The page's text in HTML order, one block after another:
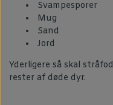
Svampesporer
Mug
Sand
Jord
Yderligere så skal
rester af døde dyr.